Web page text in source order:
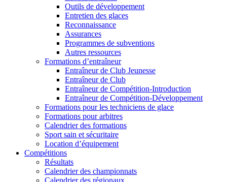
Outils de développement
Entretien des glaces
Reconnaissance
Assurances
Programmes de subventions
Autres ressources
Formations d’entraîneur
Entraîneur de Club Jeunesse
Entraîneur de Club
Entraîneur de Compétition-Introduction
Entraîneur de Compétition-Développement
Formations pour les techniciens de glace
Formations pour arbitres
Calendrier des formations
Sport sain et sécuritaire
Location d’équipement
Compétitions
Résultats
Calendrier des championnats
Calendrier des régionaux